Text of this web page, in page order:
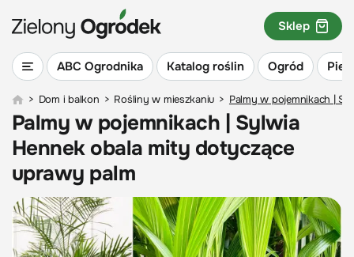
ABC Ogrodnika Katalog roślin Ogród
Sklep
> Dom i balkon > Rośliny w mieszkaniu > Palmy w pojemnikach |
Palmy w pojemnikach | Sylwia
Hennek obala mity dotyczące
uprawy palm